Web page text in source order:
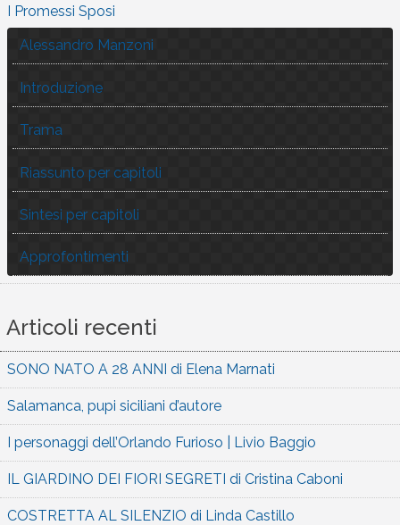
I Promessi Sposi
Alessandro Manzoni
Introduzione
Trama
Riassunto per capitoli
Sintesi per capitoli
Approfontimenti
Articoli recenti
SONO NATO A 28 ANNI di Elena Marnati
Salamanca, pupi siciliani d’autore
I personaggi dell’Orlando Furioso | Livio Baggio
IL GIARDINO DEI FIORI SEGRETI di Cristina Caboni
COSTRETTA AL SILENZIO di Linda Castillo